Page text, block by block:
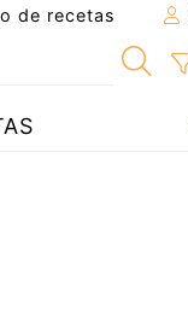
de recetas